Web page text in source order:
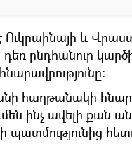
Ուկրաինայի և
ընդհանուր
հաղթանակի
ինչ ավելի քան